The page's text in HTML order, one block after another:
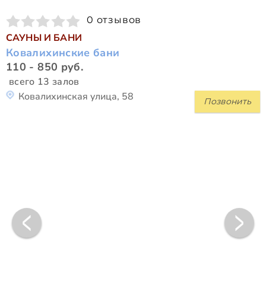
0 отзывов
САУНЫ И БАНИ
Ковалихинские бани
110 - 850 руб.
всего 13 залов
Позвонить
Ковалихинская улица, 58